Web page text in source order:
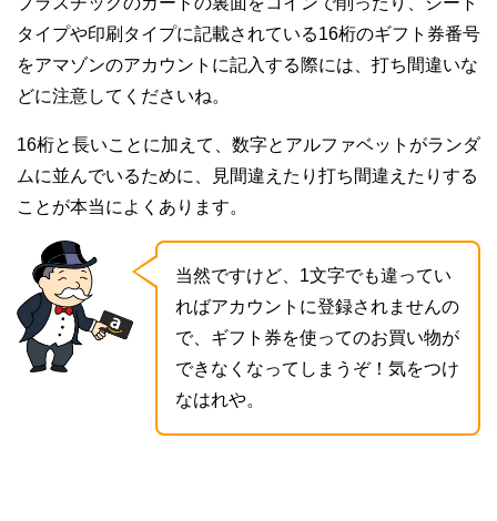
タイプや印刷タイプに記載されている16桁のギフト券番号
をアマゾンのアカウントに記入する際には、打ち間違いな
どに注意してくださいね。
16桁と長いことに加えて、数字とアルファベットがランダ
ムに並んでいるために、見間違えたり打ち間違えたりする
ことが本当によくあります。
当然ですけど、1文字でも違ってい
ればアカウントに登録されませんの
で、ギフト券を使ってのお買い物が
できなくなってしまうぞ！気をつけ
なはれや。